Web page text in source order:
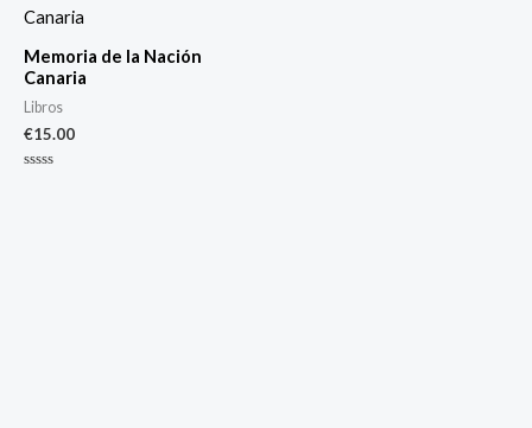
Memoria de la Nación
Canaria
Libros
€15.00